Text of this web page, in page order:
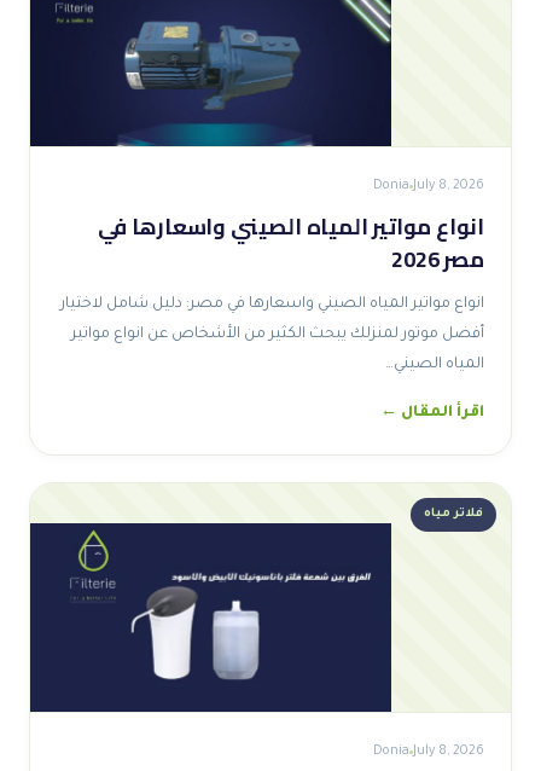
July 8, 2026
Donia
انواع مواتير المياه الصيني واسعارها في
مصر 2026
انواع مواتير المياه الصيني واسعارها في مصر: دليل شامل لاختيار
أفضل موتور لمنزلك يبحث الكثير من الأشخاص عن انواع مواتير
المياه الصيني…
اقرأ المقال ←
فلاتر مياه
July 8, 2026
Donia